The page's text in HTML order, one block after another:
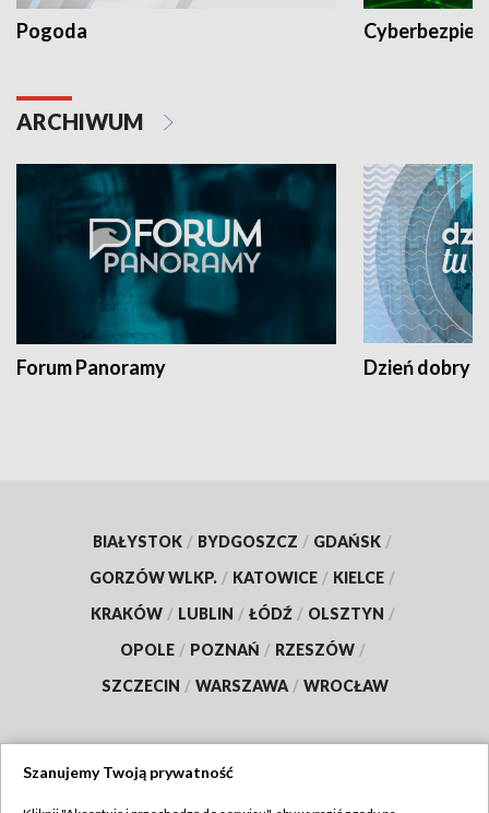
Pogoda
ARCHIWUM
Forum Panoramy Dzień dobry
BIAŁYSTOK / BYDGOSZCZ / GDAŃSK /
GORZÓW WLKP. / KATOWICE / KIELCE /
KRAKÓW / LUBLIN / ŁÓDŹ / OLSZTYN /
OPOLE / POZNAŃ / RZESZÓW /
SZCZECIN / WARSZAWA / WROCŁAW
Szanujemy Twoją prywatność